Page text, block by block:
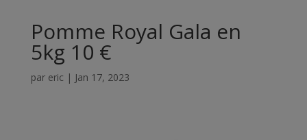
Pomme Royal Gala en
5kg 10 €
par eric | Jan 17, 2023